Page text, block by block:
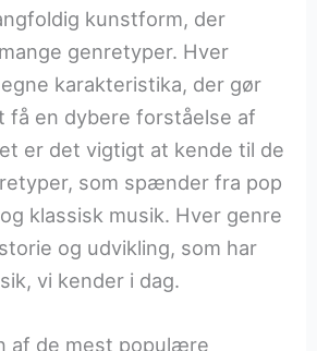
kunstform, der
genretyper. Hver
karakteristika, der gør
få en dybere forståelse af
er det vigtigt at kende til de
som spænder fra pop
klassisk musik. Hver genre
og udvikling, som har
vi kender i dag.
af de mest populære